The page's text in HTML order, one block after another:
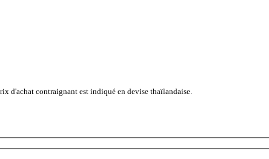
d'achat contraignant est indiqué en devise thaïlandaise.